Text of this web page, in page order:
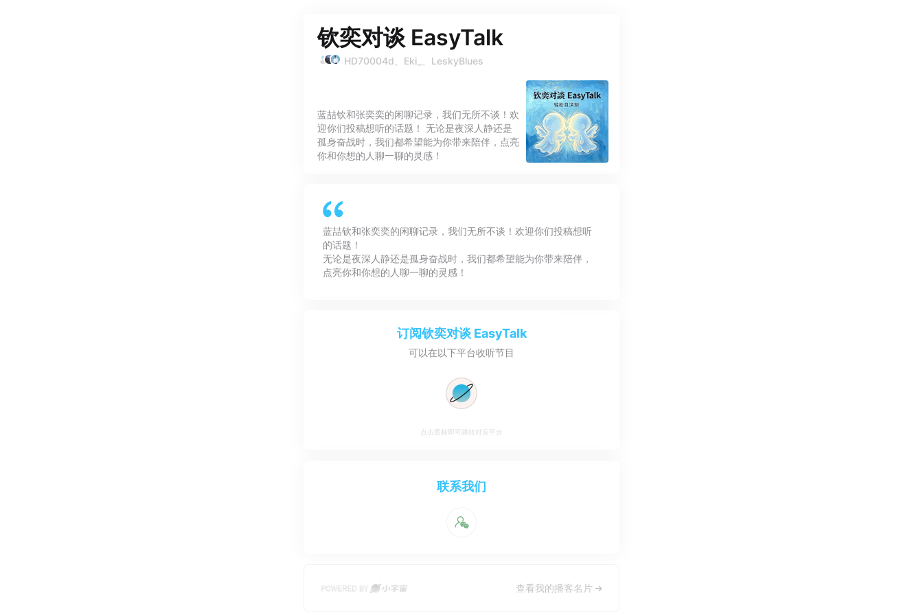
钦奕对谈 EasyTalk
HD70004d、Eki_、LeskyBlues
蓝喆钦和张奕奕的闲聊记录，我们无所不谈！欢
迎你们投稿想听的话题！ 无论是夜深人静还是
孤身奋战时，我们都希望能为你带来陪伴，点亮
你和你想的人聊一聊的灵感！
蓝喆钦和张奕奕的闲聊记录，我们无所不谈！欢迎你们投稿想听
的话题！
无论是夜深人静还是孤身奋战时，我们都希望能为你带来陪伴，
点亮你和你想的人聊一聊的灵感！
订阅钦奕对谈 EasyTalk
可以在以下平台收听节目
点击图标即可跳转对应平台
联系我们
查看我的播客名片